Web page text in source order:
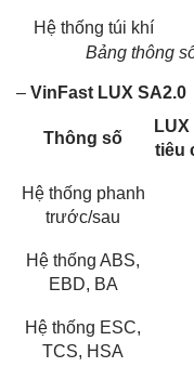
Hệ thống túi khí
Bảng thông
– VinFast LUX SA2.0
Thông số
tiêu
Hệ thống phanh
trước/sau
Hệ thống ABS,
EBD, BA
Hệ thống ESC,
TCS, HSA